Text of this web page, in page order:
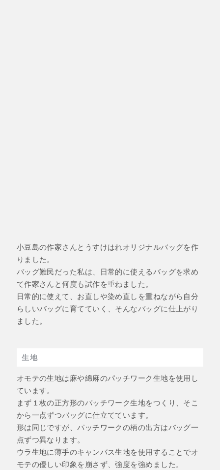
小豆島の作家さんとうすけはれオリジナルバッグを作
りました。
バッグ難民だった私は、日常的に使えるバッグを求め
て作家さんと何度も試作を重ねました。
日常的に使えて、お直しや染め直しを重ねながら自分
らしいバッグに育てていく、そんなバッグに仕上がり
ました。
生地
オモテの生地は麻や綿麻のパッチワーク生地を使用し
ています。
まず１枚の正方形のパッチワーク生地をつくり、そこ
から一点ずつバッグに仕立てています。
形は同じですが、パッチワークの柄の出方はバッグ一
点ずつ異なります。
ウラ生地に薄手のキャンバス生地を使用することでオ
モテの優しい印象を崩さず、強度を強めました。